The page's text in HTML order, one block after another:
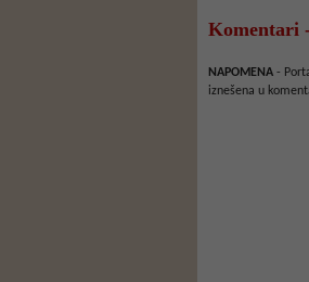
Komentari
NAPOMENA -
iznešena u